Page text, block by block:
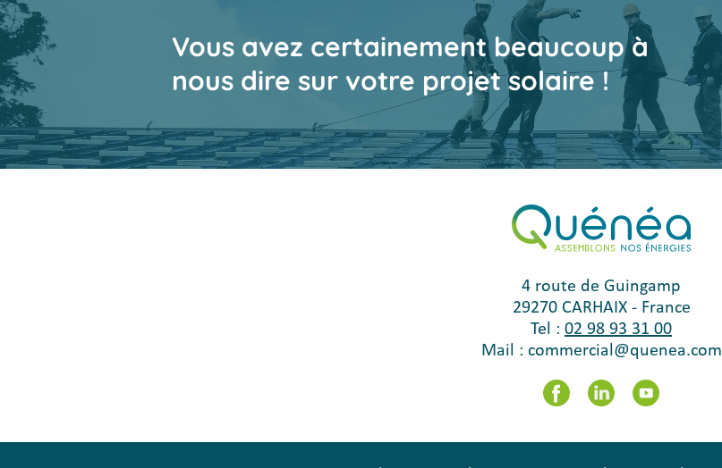
Vous avez certainement beaucoup à
nous dire sur votre projet solaire !
4 route de Guingamp
29270 CARHAIX- France
Tel : 02 98 93 31 00
Mail : commercial@quenea.com